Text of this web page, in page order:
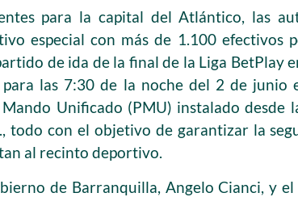
para la capital del Atlántico, las
especial con más de 1.100 efectivos
de ida de la final de la Liga BetPlay
las 7:30 de la noche del 2 de junio
Unificado (PMU) instalado desde
todo con el objetivo de garantizar la
al recinto deportivo.
de Barranquilla, Angelo Cianci, y